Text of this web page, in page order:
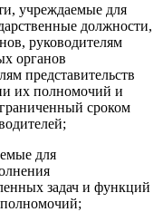
учреждаемые для
должности,
руководителям
органов
представительств
их полномочий и
сроком
для
задач и функций